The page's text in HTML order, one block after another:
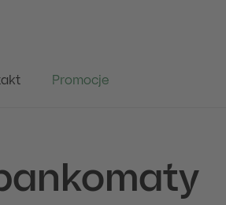
Promocje